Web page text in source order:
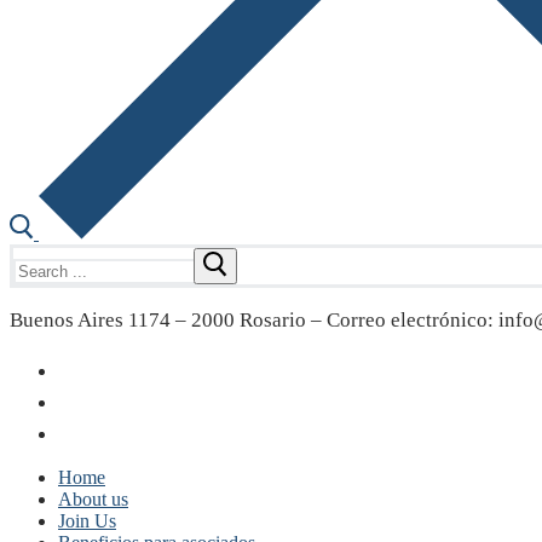
for:
Buenos Aires 1174 – 2000 Rosario – Correo electrónico:
Home
About us
Join Us